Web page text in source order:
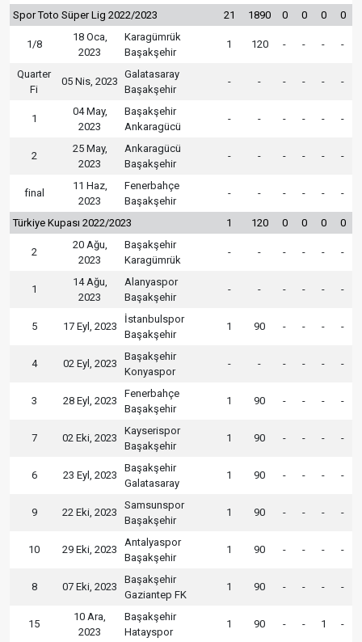
Spor Toto Süper Lig 2022/2023 21 1890 0 0 0 0
1/8
18 Oca,
2023
Karagümrük
Başakşehir
1 120 - - - -
Quarter
Fi
05 Nis, 2023
Galatasaray
Başakşehir
- - - - - -
1
04 May,
2023
Başakşehir
Ankaragücü
- - - - - -
2
25 May,
2023
Ankaragücü
Başakşehir
- - - - - -
final
11 Haz,
2023
Fenerbahçe
Başakşehir
- - - - - -
Türkiye Kupası 2022/2023 1 120 0 0 0 0
2
20 Ağu,
2023
Başakşehir
Karagümrük
- - - - - -
1
14 Ağu,
2023
Alanyaspor
Başakşehir
- - - - - -
5 17 Eyl, 2023
İstanbulspor
Başakşehir
1 90 - - - -
4 02 Eyl, 2023
Başakşehir
Konyaspor
- - - - - -
3 28 Eyl, 2023
Fenerbahçe
Başakşehir
1 90 - - - -
7 02 Eki, 2023
Kayserispor
Başakşehir
1 90 - - - -
6 23 Eyl, 2023
Başakşehir
Galatasaray
1 90 - - - -
9 22 Eki, 2023
Samsunspor
Başakşehir
1 90 - - - -
10 29 Eki, 2023
Antalyaspor
Başakşehir
1 90 - - - -
8 07 Eki, 2023
Başakşehir
Gaziantep FK
1 90 - - - -
15
10 Ara,
2023
Başakşehir
Hatayspor
1 90 - - 1 -